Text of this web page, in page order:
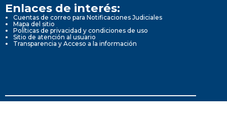
Enlaces de interés:
Cuentas de correo para Notificaciones Judiciales
Mapa del sitio
Políticas de privacidad y condiciones de uso
Sitio de atención al usuario
Transparencia y Acceso a la información